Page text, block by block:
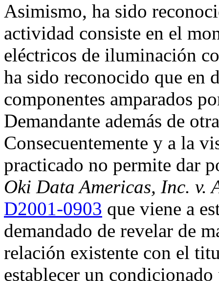
Asimismo, ha sido
actividad consiste en el
eléctricos de iluminación
ha sido reconocido que en
componentes amparados
Demandante además de
Consecuentemente y a la
practicado no permite dar
Oki Data Americas, Inc. v.
D2001-0903 que viene a
demandado de revelar de
relación existente con el
establecer un